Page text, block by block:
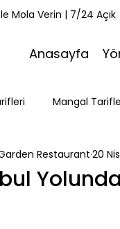
Mola Verin | 7/24 Açık
Anasayfa
Mangal
Yemek
Restaurant20 Nis